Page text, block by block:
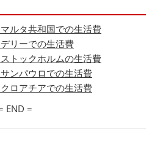
ルタ共和国での生活費
リーでの生活費
トックホルムの生活費
ンパウロでの生活費
ロアチアでの生活費
END =